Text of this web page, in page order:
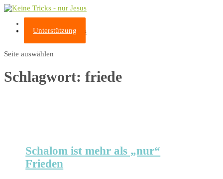
Rettung durch Jesus
Unterstützung
Seite auswählen
Schlagwort: friede
Schalom ist mehr als „nur“
Frieden